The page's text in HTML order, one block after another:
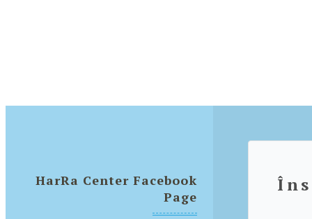
HarRa Center Facebook
Page